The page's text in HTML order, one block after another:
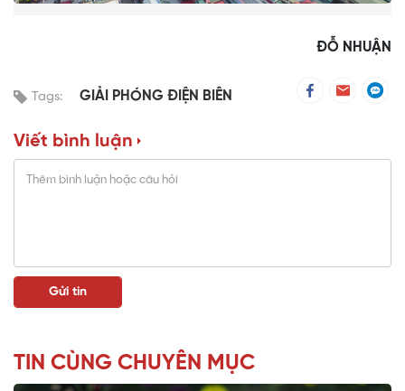
ĐỖ NHUẬN
Tags: GIẢI PHÓNG ĐIỆN BIÊN
Viết bình luận
TIN CÙNG CHUYÊN MỤC